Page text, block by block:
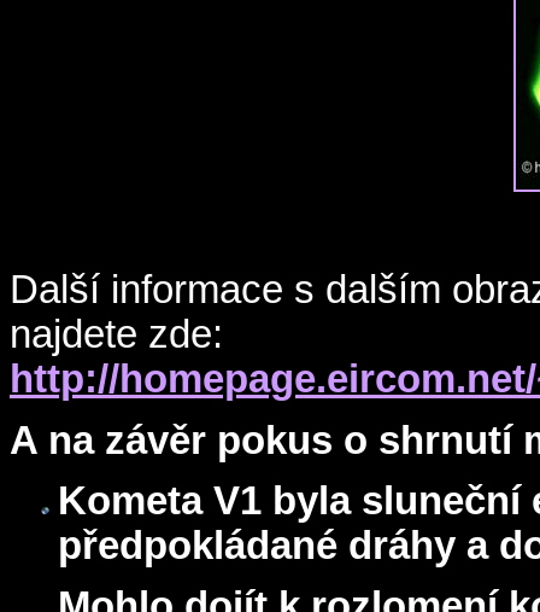
Další informace s dalším
najdete zde:
http://
A na závěr pokus o shrnutí
Kometa V1 byla
předpokládané dráhy a